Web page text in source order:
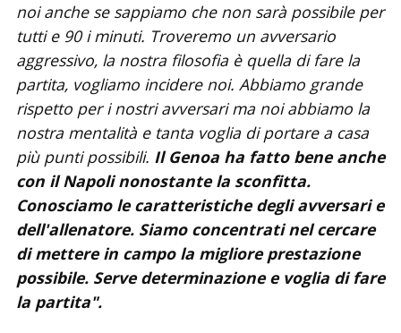
noi anche se sappiamo che non sarà possibile per
tutti e 90 i minuti. Troveremo un avversario
aggressivo, la nostra filosofia è quella di fare la
partita, vogliamo incidere noi. Abbiamo grande
rispetto per i nostri avversari ma noi abbiamo la
nostra mentalità e tanta voglia di portare a casa
più punti possibili. Il Genoa ha fatto bene anche
con il Napoli nonostante la sconfitta.
Conosciamo le caratteristiche degli avversari e
dell'allenatore. Siamo concentrati nel cercare
di mettere in campo la migliore prestazione
possibile. Serve determinazione e voglia di fare
la partita".